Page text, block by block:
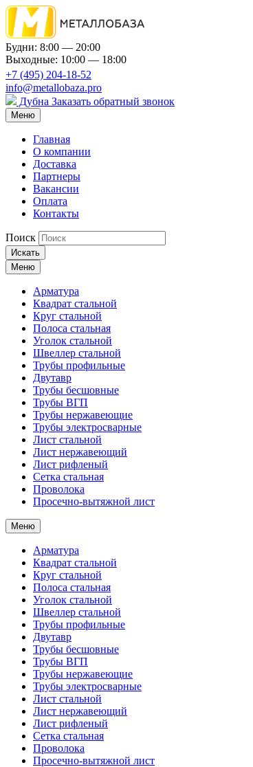
Будни: 8:00 — 20:00
Выходные: 10:00 — 18:00
+7 (495) 204-18-52
info@metallobaza.pro
Дубна Заказать обратный звонок
Меню
Главная
О компании
Доставка
Партнеры
Вакансии
Оплата
Контакты
Поиск
Искать
Меню
Арматура
Квадрат стальной
Круг стальной
Полоса стальная
Уголок стальной
Швеллер стальной
Трубы профильные
Двутавр
Трубы бесшовные
Трубы ВГП
Трубы нержавеющие
Трубы электросварные
Лист стальной
Лист нержавеющий
Лист рифленый
Сетка стальная
Проволока
Просечно-вытяжной лист
Меню
Арматура
Квадрат стальной
Круг стальной
Полоса стальная
Уголок стальной
Швеллер стальной
Трубы профильные
Двутавр
Трубы бесшовные
Трубы ВГП
Трубы нержавеющие
Трубы электросварные
Лист стальной
Лист нержавеющий
Лист рифленый
Сетка стальная
Проволока
Просечно-вытяжной лист